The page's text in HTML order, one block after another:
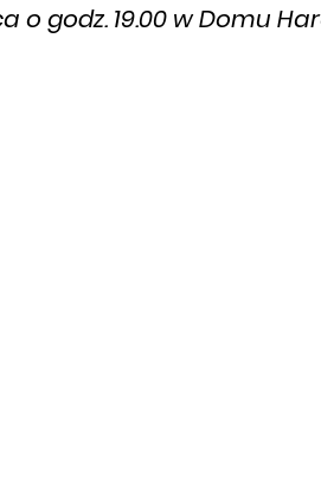
o godz. 19.00 w Domu